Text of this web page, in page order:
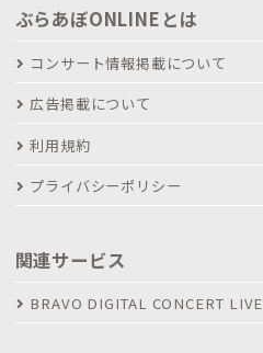
ぶらあぼONLINEとは
コンサート情報掲載について
広告掲載について
利用規約
プライバシーポリシー
関連サービス
BRAVO DIGITAL CONCERT LIVE